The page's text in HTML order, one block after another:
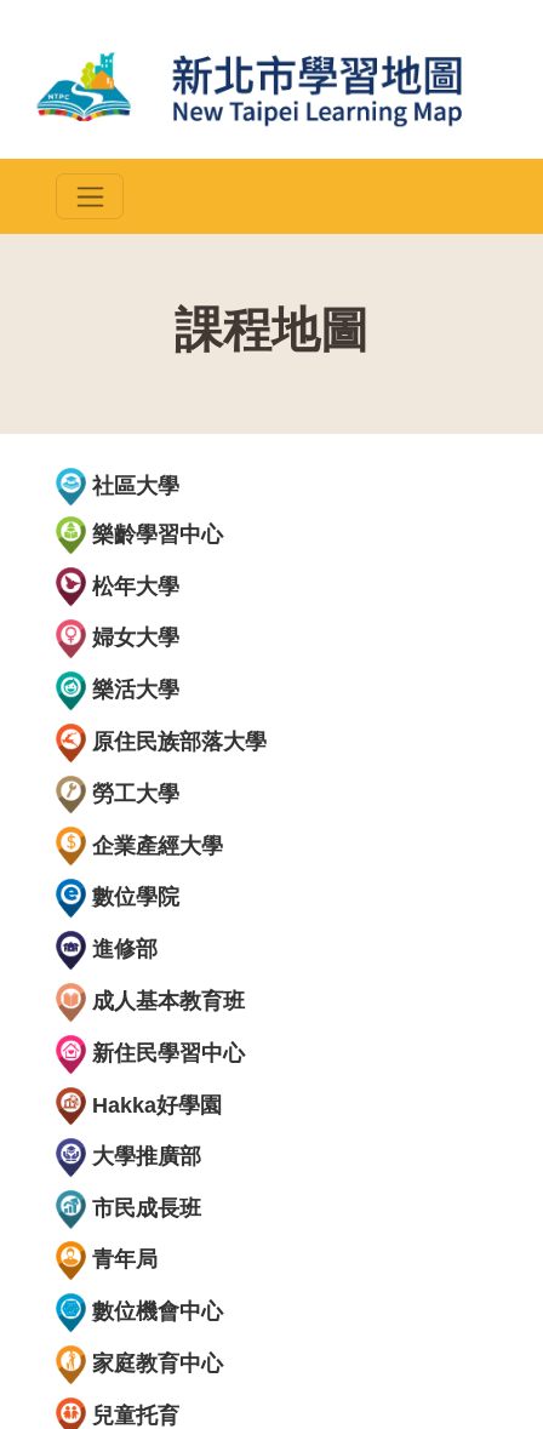
課程地圖
社區大學
樂齡學習中心
松年大學
婦女大學
樂活大學
原住民族部落大學
勞工大學
企業產經大學
數位學院
進修部
成人基本教育班
新住民學習中心
Hakka好學園
大學推廣部
市民成長班
青年局
數位機會中心
家庭教育中心
兒童托育